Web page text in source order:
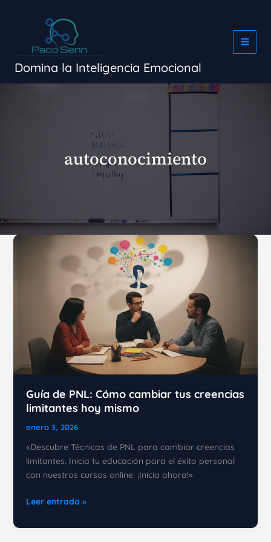
Domina la Inteligencia Emocional
autoconocimiento
Guía de PNL: Cómo cambiar tus creencias
limitantes hoy mismo
enero 3, 2026
«Descubre Técnicas de PNL para cambiar creencias
limitantes. Inicia tu educación para el éxito personal
con nuestros cursos online. ¡Inicia ahora!»
Guía
PNL:
Leer entrada »